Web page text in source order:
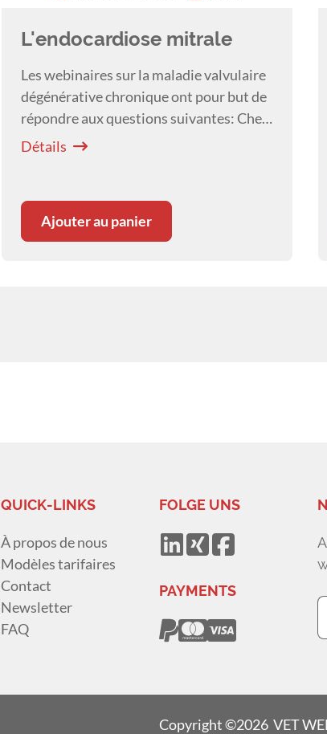
L'endocardiose mitrale
Les webinaires sur la maladie valvulaire
dégénérative chronique ont pour but de
répondre aux questions suivantes: Chez
quels patients devrait être effectuée une
Détails
Ajouter au panier
QUICK-LINKS
À propos de nous
Modèles tarifaires
Contact
Newsletter
FAQ
FOLGE UNS
PAYMENTS
Copyright ©2026 VET